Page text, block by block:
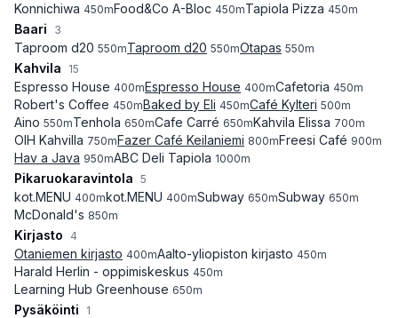
Konnichiwa 450mFood&Co A-Bloc 450mTapiola Pizza 450m
Baari 3
Taproom d20 550mTaproom d20 550mOtapas 550m
Kahvila 15
Espresso House 400mEspresso House 400mCafetoria 450m
Robert's Coffee 450mBaked by Eli 450mCafé Kylteri 500m
Aino 550mTenhola 650mCafe Carré 650mKahvila Elissa 700m
OIH Kahvilla 750mFazer Café Keilaniemi 800mFreesi Café 900m
Hav a Java 950mABC Deli Tapiola 1000m
Pikaruokaravintola 5
kot.MENU 400mkot.MENU 400mSubway 650mSubway 650m
McDonald's 850m
Kirjasto 4
Otaniemen kirjasto 400mAalto-yliopiston kirjasto 450m
Harald Herlin - oppimiskeskus 450m
Learning Hub Greenhouse 650m
Pysäköinti 1